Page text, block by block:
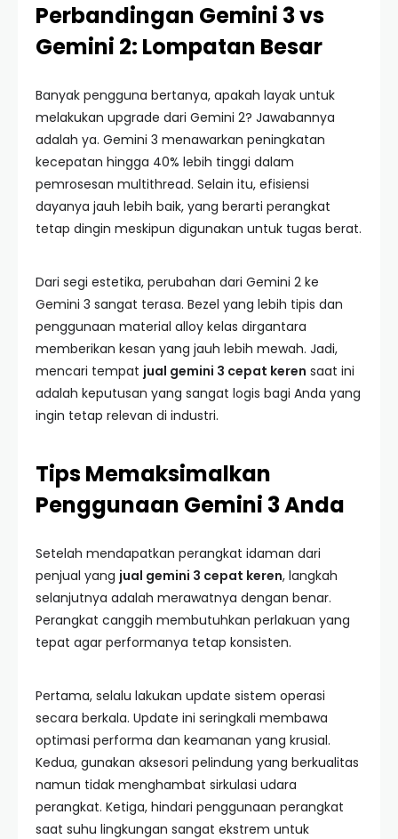
Perbandingan Gemini 3 vs
Gemini 2: Lompatan Besar
Banyak pengguna bertanya, apakah layak untuk
melakukan upgrade dari Gemini 2? Jawabannya
adalah ya. Gemini 3 menawarkan peningkatan
kecepatan hingga 40% lebih tinggi dalam
pemrosesan multithread. Selain itu, efisiensi
dayanya jauh lebih baik, yang berarti perangkat
tetap dingin meskipun digunakan untuk tugas berat.
Dari segi estetika, perubahan dari Gemini 2 ke
Gemini 3 sangat terasa. Bezel yang lebih tipis dan
penggunaan material alloy kelas dirgantara
memberikan kesan yang jauh lebih mewah. Jadi,
mencari tempat jual gemini 3 cepat keren saat ini
adalah keputusan yang sangat logis bagi Anda yang
ingin tetap relevan di industri.
Tips Memaksimalkan
Penggunaan Gemini 3 Anda
Setelah mendapatkan perangkat idaman dari
penjual yang jual gemini 3 cepat keren, langkah
selanjutnya adalah merawatnya dengan benar.
Perangkat canggih membutuhkan perlakuan yang
tepat agar performanya tetap konsisten.
Pertama, selalu lakukan update sistem operasi
secara berkala. Update ini seringkali membawa
optimasi performa dan keamanan yang krusial.
Kedua, gunakan aksesori pelindung yang berkualitas
namun tidak menghambat sirkulasi udara
perangkat. Ketiga, hindari penggunaan perangkat
saat suhu lingkungan sangat ekstrem untuk